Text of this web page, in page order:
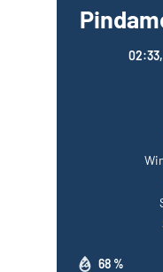
02:33,
68 %